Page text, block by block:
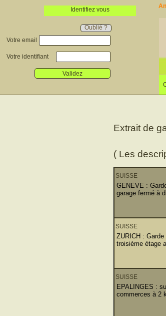
Identifiez vous
Oublié ?
Votre email
Votre identifiant
Validez
Extrait de
( Les
SUISSE
GENEVE :
garage fermé à
SUISSE
ZURICH :
troisième étage
SUISSE
EPALINGES :
commerces à 2